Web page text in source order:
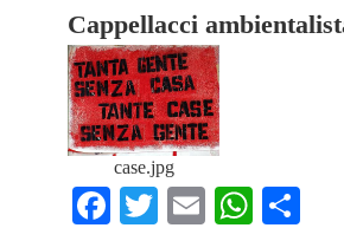
Cappellacci
case.jpg
Facebook
TwitterEmail